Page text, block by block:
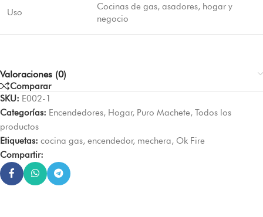
Uso
Cocinas de gas, asadores, hogar y
negocio
Valoraciones (0)
Comparar
SKU: E002-1
Categorías: Encendedores, Hogar, Puro Machete, Todos los
productos
Etiquetas: cocina gas, encendedor, mechera, Ok Fire
Compartir: